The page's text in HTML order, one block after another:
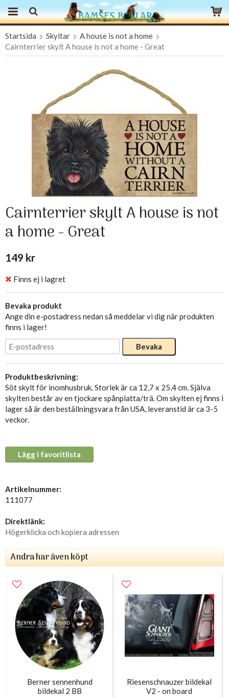
Produkten har blivit tillagd i varukorgen
Startsida Skyltar
A house is not a home
Cairnterrier skylt A house is not a home - Great
Cairnterrier skylt A house is not
a home - Great
149 kr
Finns ej i lagret
Bevaka produkt
Ange din e-postadress nedan så meddelar vi dig när produkten
finns i lager!
Bevaka
Produktbeskrivning:
Söt skylt för inomhusbruk. Storlek är ca 12,7 x 25,4 cm. Själva
skylten består av en tjockare spånplatta/trä. Om skylten ej finns i
lager så är den beställningsvara från USA, leveranstid är ca 3-5
veckor.
Lägg i favoritlista
Artikelnummer:
111077
Direktlänk:
Högerklicka och kopiera adressen
Andra har även köpt
Berner sennenhund
bildekal 2 BB
Riesenschnauzer bildekal
V2 - on board